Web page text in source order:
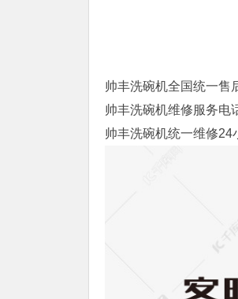
帅丰洗碗机全国统一售
帅丰洗碗机维修服务电
帅丰洗碗机统一维修24